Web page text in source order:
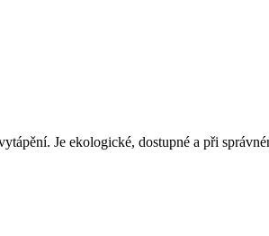
Je ekologické, dostupné a při